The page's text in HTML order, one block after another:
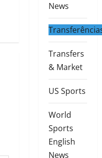
News
Transfers
& Market
US Sports
World
Sports
English
News